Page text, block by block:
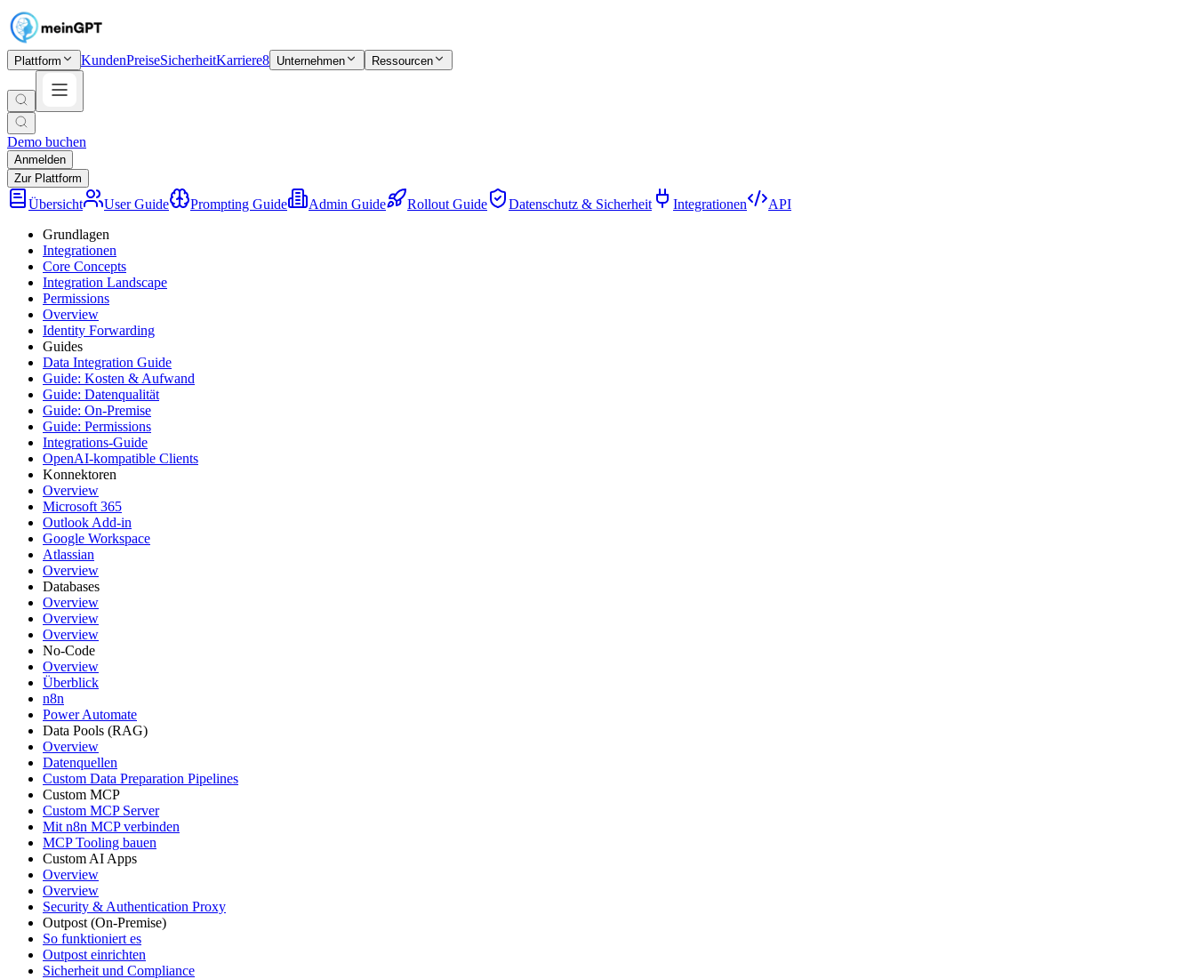
Plattform KundenPreiseSicherheitKarriere8 Unternehmen Ressourcen
Demo buchen
Anmelden
Zur Plattform
Übersicht User Guide Prompting Guide Admin Guide Rollout Guide Datenschutz & Sicherheit Integrationen
API
Grundlagen
Integrationen
Core Concepts
Integration Landscape
Permissions
Overview
Identity Forwarding
Guides
Data Integration Guide
Guide: Kosten & Aufwand
Guide: Datenqualität
Guide: On-Premise
Guide: Permissions
Integrations-Guide
OpenAI-kompatible Clients
Konnektoren
Overview
Microsoft 365
Outlook Add-in
Google Workspace
Atlassian
Overview
Databases
Overview
Overview
Overview
No-Code
Overview
Überblick
n8n
Power Automate
Data Pools (RAG)
Overview
Datenquellen
Custom Data Preparation Pipelines
Custom MCP
Custom MCP Server
Mit n8n MCP verbinden
MCP Tooling bauen
Custom AI Apps
Overview
Overview
Security & Authentication Proxy
Outpost (On-Premise)
So funktioniert es
Outpost einrichten
Sicherheit und Compliance